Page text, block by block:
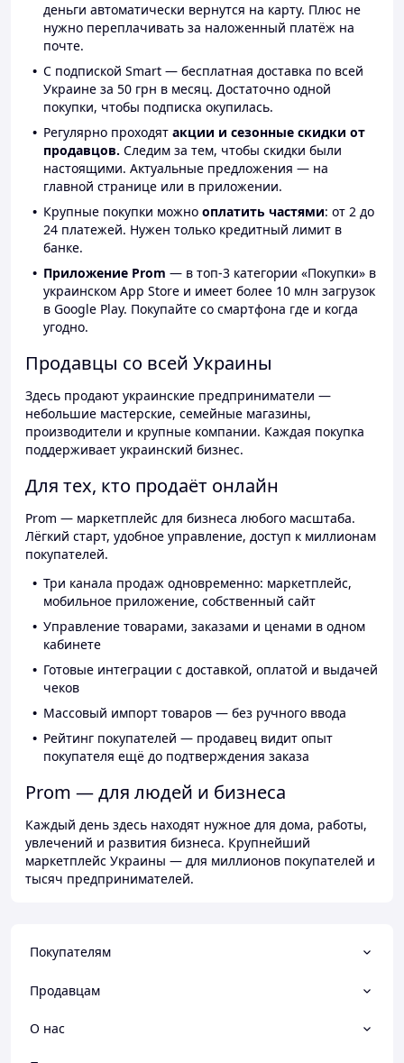
деньги автоматически вернутся на карту. Плюс не
нужно переплачивать за наложенный платёж на
почте.
С подпиской Smart — бесплатная доставка по всей
Украине за 50 грн в месяц. Достаточно одной
покупки, чтобы подписка окупилась.
Регулярно проходят акции и сезонные скидки от
продавцов. Следим за тем, чтобы скидки были
настоящими. Актуальные предложения — на
главной странице или в приложении.
Крупные покупки можно оплатить частями: от 2 до
24 платежей. Нужен только кредитный лимит в
банке.
Приложение Prom — в топ-3 категории «Покупки» в
украинском App Store и имеет более 10 млн загрузок
в Google Play. Покупайте со смартфона где и когда
угодно.
Продавцы со всей Украины
Здесь продают украинские предприниматели —
небольшие мастерские, семейные магазины,
производители и крупные компании. Каждая покупка
поддерживает украинский бизнес.
Для тех, кто продаёт онлайн
Prom — маркетплейс для бизнеса любого масштаба.
Лёгкий старт, удобное управление, доступ к миллионам
покупателей.
Три канала продаж одновременно: маркетплейс,
мобильное приложение, собственный сайт
Управление товарами, заказами и ценами в одном
кабинете
Готовые интеграции с доставкой, оплатой и выдачей
чеков
Массовый импорт товаров — без ручного ввода
Рейтинг покупателей — продавец видит опыт
покупателя ещё до подтверждения заказа
Prom — для людей и бизнеса
Каждый день здесь находят нужное для дома, работы,
увлечений и развития бизнеса. Крупнейший
маркетплейс Украины — для миллионов покупателей и
тысяч предпринимателей.
Покупателям
Продавцам
О нас